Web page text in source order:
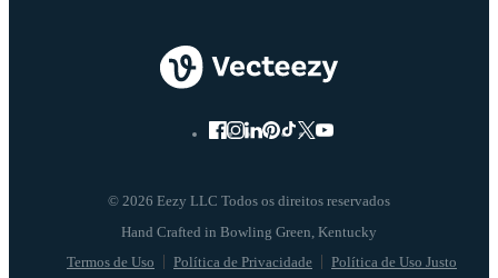
© 2026 Eezy LLC Todos os direitos reservados
Termos de Uso Política de Privacidade Política de Uso Justo